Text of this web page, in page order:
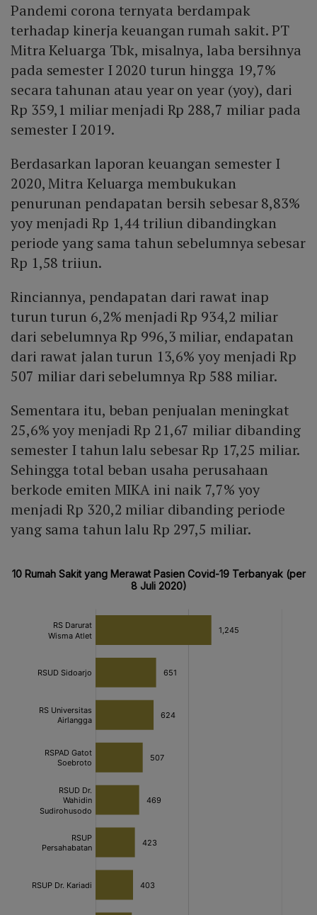
Pandemi corona ternyata berdampak
terhadap kinerja keuangan rumah sakit. PT
Mitra Keluarga Tbk, misalnya, laba bersihnya
pada semester I 2020 turun hingga 19,7%
secara tahunan atau year on year (yoy), dari
Rp 359,1 miliar menjadi Rp 288,7 miliar pada
semester I 2019.
Berdasarkan laporan keuangan semester I
2020, Mitra Keluarga membukukan
penurunan pendapatan bersih sebesar 8,83%
yoy menjadi Rp 1,44 triliun dibandingkan
periode yang sama tahun sebelumnya sebesar
Rp 1,58 triiun.
Rinciannya, pendapatan dari rawat inap
turun turun 6,2% menjadi Rp 934,2 miliar
dari sebelumnya Rp 996,3 miliar, endapatan
dari rawat jalan turun 13,6% yoy menjadi Rp
507 miliar dari sebelumnya Rp 588 miliar.
Sementara itu, beban penjualan meningkat
25,6% yoy menjadi Rp 21,67 miliar dibanding
semester I tahun lalu sebesar Rp 17,25 miliar.
Sehingga total beban usaha perusahaan
berkode emiten MIKA ini naik 7,7% yoy
menjadi Rp 320,2 miliar dibanding periode
yang sama tahun lalu Rp 297,5 miliar.